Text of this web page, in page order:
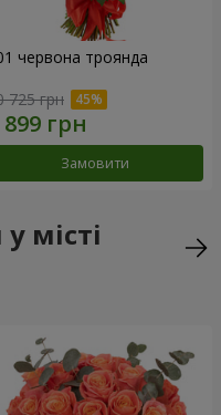
червона троянда
725 грн
Замовити
місті